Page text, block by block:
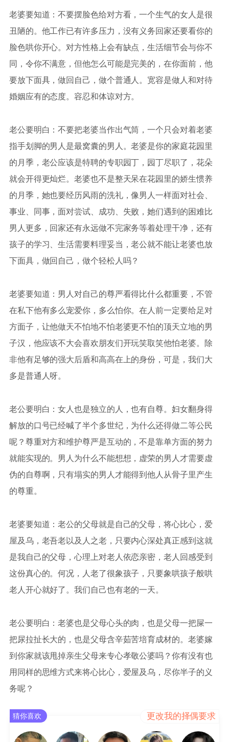
老婆要知道：不要摆脸色给对方看，一个生气的女人是很
丑陋的。他工作已有许多压力，没有义务回家还要看你的
脸色哄你开心。对方性格上会有缺点，生活细节会与你不
同，令你不满意，但他怎么可能是完美的，在你面前，他
要放下面具，做回自己，做个普通人。宽容是做人和对待
婚姻应有的态度。容忍和体谅对方。
老公要明白：不要把老婆当作出气筒，一个只会对着老婆
指手划脚的男人是最窝囊的男人。老婆是你的家庭花园里
的月季，老公应该是特聘的专职园丁，园丁尽职了，花朵
就会开得更灿烂。老婆也不是整天呆在花园里的娇生惯养
的月季，她也要经历风雨的洗礼，像男人一样面对社会、
事业、同事，面对尝试、成功、失败，她们遇到的困难比
男人更多，回家还有永远做不完家务等着处理干净，还有
孩子的学习、生活需要料理妥当，老公就不能让老婆也放
下面具，做回自己，做个轻松人吗？
老婆要知道：男人对自己的尊严看得比什么都重要，不管
在私下他有多么宠爱你，多么怕你。在人前一定要给足对
方面子，让他做天不怕地不怕老婆更不怕的顶天立地的男
子汉，他应该不大会喜欢朋友们开玩笑取笑他怕老婆。除
非他有足够的强大后盾和高高在上的身份，可是，我们大
多是普通人呀。
老公要明白：女人也是独立的人，也有自尊。妇女翻身得
解放的口号已经喊了半个多世纪，为什么还得做二等公民
呢？尊重对方和维护尊严是互动的，不是靠单方面的努力
就能实现的。男人为什么不能想想，虚荣的男人才需要虚
伪的自尊啊，只有塌实的男人才能得到他人从骨子里产生
的尊重。
老婆要知道：老公的父母就是自己的父母，将心比心，爱
屋及乌，老吾老以及人之老，只要内心深处真正感到这就
是我自己的父母，心理上对老人依恋亲密，老人回感受到
这份真心的。何况，人老了很象孩子，只要象哄孩子般哄
老人开心就好了。我们自己也有老的一天。
老公要明白：老婆也是父母心头的肉，也是父母一把屎一
把尿拉扯长大的，也是父母含辛茹苦培育成材的。老婆嫁
到你家就该甩掉亲生父母来专心孝敬公婆吗？你有没有也
用同样的思维方式来将心比心，爱屋及乌，尽你半子的义
务呢？
猜你喜欢 更改我的择偶要求